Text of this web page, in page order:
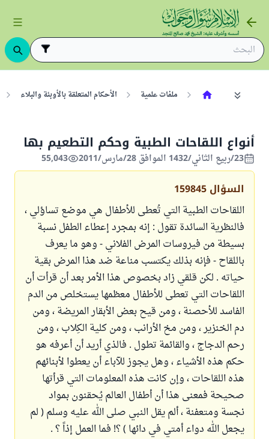
ملفات علمية الأحكام المتعلقة بالأوبئة والبلاء
أنواع اللقاحات الطبية وحكم التطعيم بها
23/ربيع الثاني/1432 الموافق 28/مارس/2011 55,043
السؤال 159845
اللقاحات الطبية التي تُعطى للأطفال هي موضع تساؤلي ،
فالنظرية السائدة تقول : إنه بمجرد إعطاء الطفل نسبة
بسيطة من فيروسات المرض الفلاني - وهو ما يعرف
باللقاح - فإنه بذلك يكتسب مناعة ضد هذا المرض بقية
حياته . لكن قلقي زاد بخصوص هذا الأمر بعد أن قرأت أن
اللقاحات التي تعطى للأطفال معظمها يستخلص من الدم
الفاسد للأحصنة ، ومن قيح بعض الأبقار المريضة ، ومن
دم الخنزير ، ومن مخ الأرانب ، ومن كلية الكِلاب ، ومن
رحم الدجاج ، والقائمة تطول . فالذي أريد أن أعرفه هو
حكم هذه الأشياء ، وهل يجوز للآباء أن يعطوا لأبنائهم
هذه اللقاحات ، وإن كانت هذه المعلومات التي قرأتها
صحيحة فمعنى هذا أن أطفال العالم يُحقنون بمواد
نجسة ومتعفنة ، ألم يقل النبي صلى الله عليه وسلم ( لم
يجعل الله دواء أمتي في دائها ) ؟! فما العمل إذاً ؟ .